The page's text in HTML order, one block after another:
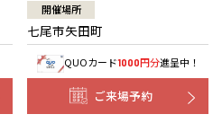
開催場所
七尾市矢田町
QUOカード1000円分進呈中！
ご来場予約